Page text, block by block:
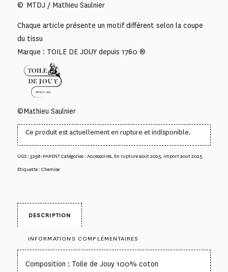
© MTDJ / Mathieu Saulnier
Chaque article présente un motif différent selon la coupe
du tissu
Marque : TOILE DE JOUY depuis 1760 ®
©Mathieu Saulnier
Ce produit est actuellement en rupture et indisponible.
UGS :3298-PARENTCatégories :Accessoires, En rupture aout 2025, import aout 2025
Étiquette :Chemise
DESCRIPTION
INFORMATIONS COMPLÉMENTAIRES
Composition : Toile de Jouy 100% coton